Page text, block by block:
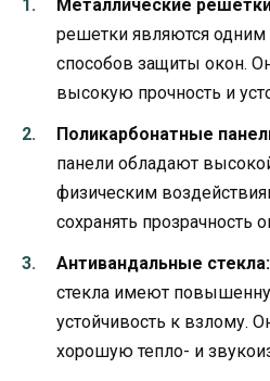
Металлические
решетки являются
способов защиты окон.
высокую прочность и
Поликарбонатные
панели обладают
физическим
сохранять прозрачность
Антивандальные стекла:
стекла имеют
устойчивость к взлому.
хорошую тепло- и